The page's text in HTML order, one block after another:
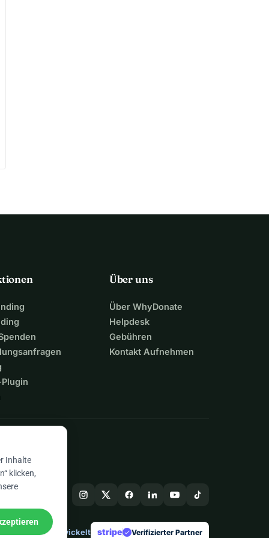
Über uns
Über WhyDonate
Helpdesk
Gebühren
Kontakt Aufnehmen
In Europa entwickelt stripe check Verifizierter Partner
Inhalte
klicken,